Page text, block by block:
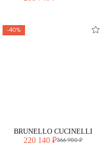
-40%
BRUNELLO CUCINELLI
220 140 ₽366 900 ₽